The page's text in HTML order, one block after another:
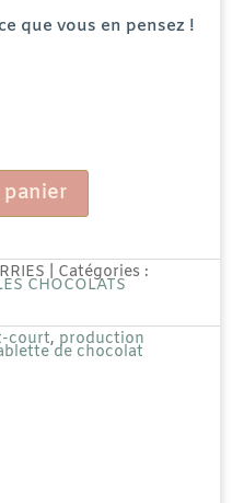
que vous en pensez !
Catégories :
CHOCOLATS
court, production
de chocolat